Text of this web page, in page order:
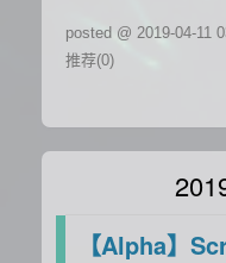
posted @ 2019-04-11
推荐(0)
【Alpha】